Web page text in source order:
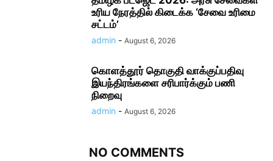
உரிய நேரத்தில் கிடைக்க ‘சேவை உரிமை
சட்டம்’
admin - August 6, 2026
கொளத்தூர் தொகுதி வாக்குப்பதிவு
இயந்திரங்களை சரிபார்க்கும் பணி
நிறைவு
admin - August 6, 2026
NO COMMENTS